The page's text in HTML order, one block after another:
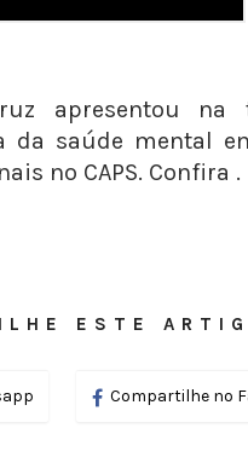
apresentou na
da saúde mental
no CAPS. Confira .
ESTE
Compartilhe no